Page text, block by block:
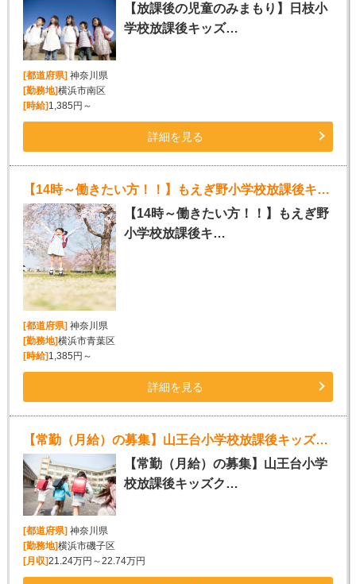
【放課後の児童のみまもり】日枝小
学校放課後キッズ…
[都道府県]神奈川県
[勤務地]横浜市南区
[時給]1,385円～
詳細を見る
【14時～働きたい方！！】もえぎ野小学校放課後キッズクラブスタッフ募集!!
【14時～働きたい方！！】もえぎ野
小学校放課後キ…
[都道府県]神奈川県
[勤務地]横浜市青葉区
[時給]1,385円～
詳細を見る
【常勤（月給）の募集】山王台小学校放課後キッズクラブ
【常勤（月給）の募集】山王台小学
校放課後キッズク…
[都道府県]神奈川県
[勤務地]横浜市磯子区
[月収]21.24万円～22.74万円